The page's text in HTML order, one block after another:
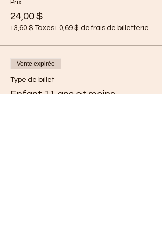
Prix
24,00 $
+3,60 $ Taxes+ 0,69 $ de frais de billetterie
Vente expirée
Type de billet
Enfant 11 ans et moins